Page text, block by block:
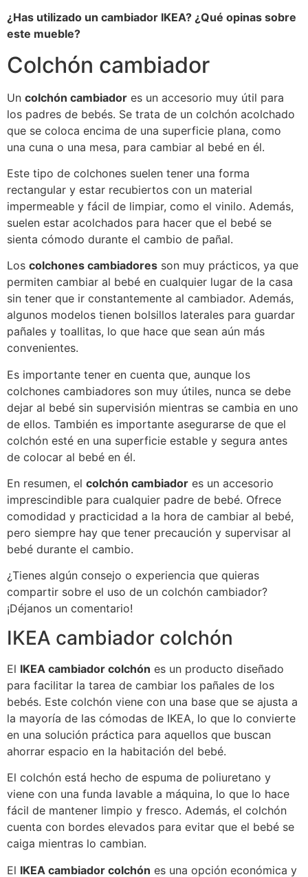
¿Has utilizado un cambiador IKEA? ¿Qué opinas sobre
este mueble?
Colchón cambiador
Un colchón cambiador es un accesorio muy útil para
los padres de bebés. Se trata de un colchón acolchado
que se coloca encima de una superficie plana, como
una cuna o una mesa, para cambiar al bebé en él.
Este tipo de colchones suelen tener una forma
rectangular y estar recubiertos con un material
impermeable y fácil de limpiar, como el vinilo. Además,
suelen estar acolchados para hacer que el bebé se
sienta cómodo durante el cambio de pañal.
Los colchones cambiadores son muy prácticos, ya que
permiten cambiar al bebé en cualquier lugar de la casa
sin tener que ir constantemente al cambiador. Además,
algunos modelos tienen bolsillos laterales para guardar
pañales y toallitas, lo que hace que sean aún más
convenientes.
Es importante tener en cuenta que, aunque los
colchones cambiadores son muy útiles, nunca se debe
dejar al bebé sin supervisión mientras se cambia en uno
de ellos. También es importante asegurarse de que el
colchón esté en una superficie estable y segura antes
de colocar al bebé en él.
En resumen, el colchón cambiador es un accesorio
imprescindible para cualquier padre de bebé. Ofrece
comodidad y practicidad a la hora de cambiar al bebé,
pero siempre hay que tener precaución y supervisar al
bebé durante el cambio.
¿Tienes algún consejo o experiencia que quieras
compartir sobre el uso de un colchón cambiador?
¡Déjanos un comentario!
IKEA cambiador colchón
El IKEA cambiador colchón es un producto diseñado
para facilitar la tarea de cambiar los pañales de los
bebés. Este colchón viene con una base que se ajusta a
la mayoría de las cómodas de IKEA, lo que lo convierte
en una solución práctica para aquellos que buscan
ahorrar espacio en la habitación del bebé.
El colchón está hecho de espuma de poliuretano y
viene con una funda lavable a máquina, lo que lo hace
fácil de mantener limpio y fresco. Además, el colchón
cuenta con bordes elevados para evitar que el bebé se
caiga mientras lo cambian.
El IKEA cambiador colchón es una opción económica y